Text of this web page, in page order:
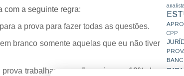
com a seguinte regra:
a prova para fazer todas as questões.
branco somente aquelas que eu não tiver
trabalhar com não mais que 10% das
CPP